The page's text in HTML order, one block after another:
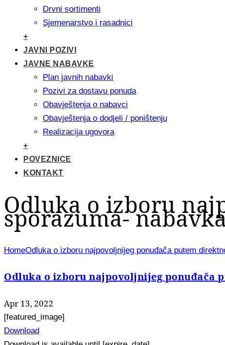
Drvni sortimenti
Sjemenarstvo i rasadnici
+
JAVNI POZIVI
JAVNE NABAVKE
Plan javnih nabavki
Pozivi za dostavu ponuda
Obavještenja o nabavci
Obavještenja o dodjeli / poništenju
Realizacija ugovora
+
POVEZNICE
KONTAKT
Odluka o izboru
sporazuma-
HomeOdluka o izboru najpovoljnijeg ponuđača putem
Odluka o izboru najpovoljnijeg ponuđača
Apr 13, 2022
[featured_image]
Download